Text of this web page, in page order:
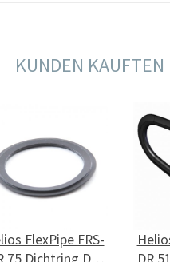
KUNDEN
FlexPipe FRS-